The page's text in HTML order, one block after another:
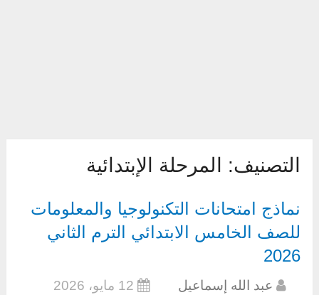
التصنيف: المرحلة الإبتدائية
نماذج امتحانات التكنولوجيا والمعلومات
للصف الخامس الابتدائي الترم الثاني
2026
عبد الله إسماعيل
12 مايو، 2026